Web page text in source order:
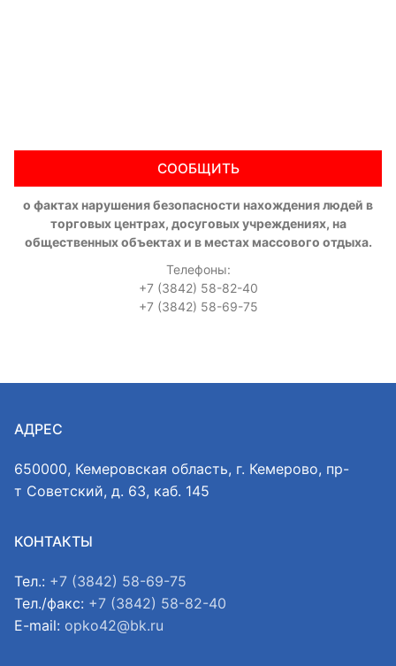
СООБЩИТЬ
о фактах нарушения безопасности нахождения людей в
торговых центрах, досуговых учреждениях, на
общественных объектах и в местах массового отдыха.
Телефоны:
+7 (3842) 58-82-40
+7 (3842) 58-69-75
АДРЕС
650000, Кемеровская область, г. Кемерово, пр-
т Советский, д. 63, каб. 145
КОНТАКТЫ
Тел.: +7 (3842) 58-69-75
Тел./факс: +7 (3842) 58-82-40
E-mail: opko42@bk.ru